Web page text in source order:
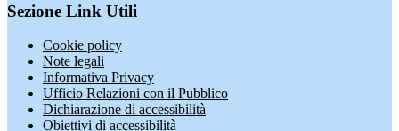
Sezione Link Utili
Cookie policy
Note legali
Informativa Privacy
Ufficio Relazioni con il Pubblico
Dichiarazione di accessibilità
Obiettivi di accessibilità